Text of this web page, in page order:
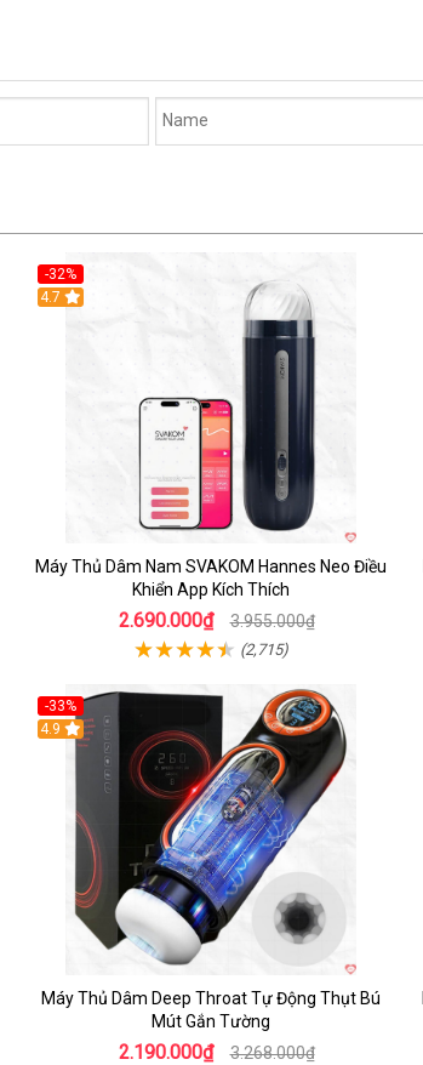
-32%
Hot
4.7
Máy Thủ Dâm Nam SVAKOM Hannes Neo Điều
Khiển App Kích Thích
2.690.000₫ 3.955.000₫
(2,715)
-33%
Hot
4.9
Máy Thủ Dâm Deep Throat Tự Động Thụt Bú
Mút Gắn Tường
2.190.000₫ 3.268.000₫